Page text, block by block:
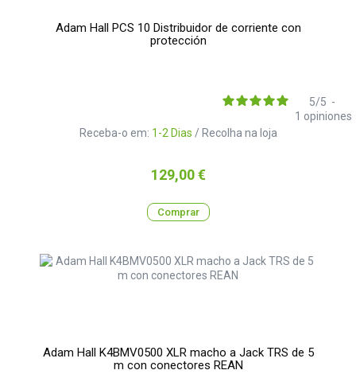
Adam Hall PCS 10 Distribuidor de corriente con
protección
Receba-o em: 1-2 Dias / Recolha na loja
5/5 -
1 opiniones
Preço
129,00 €
Comprar
Adam Hall K4BMV0500 XLR macho a Jack TRS de 5
m con conectores REAN